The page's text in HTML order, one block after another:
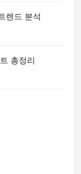
렌드 분석
총정리